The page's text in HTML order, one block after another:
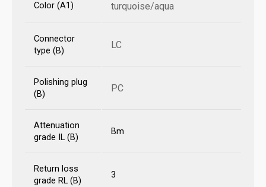
Color (A1) turquoise/aqua
Connector
type (B)
LC
Polishing plug
(B)
PC
Attenuation
grade IL (B)
Bm
Return loss
grade RL (B)
3